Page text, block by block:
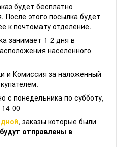
будет бесплатно
После этого посылка будет
к почтомату отделение.
занимает 1-2 дня в
населенного
и Комиссия за наложенный
понедельника по субботу,
00
, заказы которые были
будут отправлены в